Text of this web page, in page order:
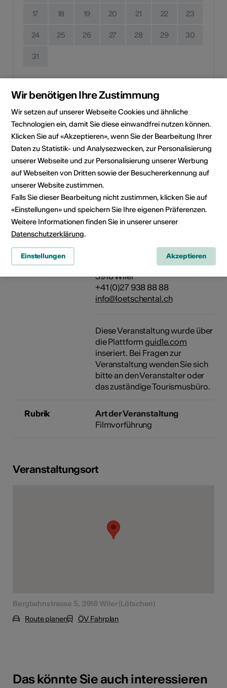
17 18 19 20 21 22 23
24 25 26 27 28 29 30
31
Kein Durchführungsdatum
Klicken Sie auf ein Datum, um die Veranstaltung Ihrem
persönlichen Kalender hinzuzufügen.
Eventinformationen
Lokalität
Terrasse Panoramarestaurant
Lauchernalp
Bergbahnstrasse 5
Veranstalter
Lötschental Marketing AG
3918 Wiler
+41 (0)27 938 88 88
info@loetschental.ch
Diese Veranstaltung wurde über
die Plattformguidle.com
inseriert. Bei Fragen zur
Veranstaltung wenden Sie sich
bitte an den Veranstalter oder
das zuständige Tourismusbüro.
Rubrik
Art der Veranstaltung
Filmvorführung
Veranstaltungsort
Bergbahnstrasse 5, 3918 Wiler (Lötschen)
Route planen
ÖV Fahrplan
Das könnte Sie auch interessieren
Wir benötigen Ihre Zustimmung
Wir setzen auf unserer Webseite Cookies und ähnliche
Technologien ein, damit Sie diese einwandfrei nutzen können.
Klicken Sie auf «Akzeptieren», wenn Sie der Bearbeitung Ihrer
Daten zu Statistik- und Analysezwecken, zur Personalisierung
unserer Webseite und zur Personalisierung unserer Werbung
auf Webseiten von Dritten sowie der Besuchererkennung auf
unserer Website zustimmen.
Falls Sie dieser Bearbeitung nicht zustimmen, klicken Sie auf
«Einstellungen» und speichern Sie Ihre eigenen Präferenzen.
Weitere Informationen finden Sie in unserer unserer
Datenschutzerklärung.
Einstellungen Akzeptieren